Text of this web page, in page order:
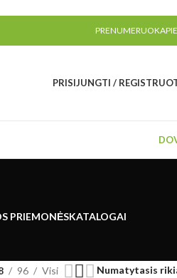
PRENUMERUOK
PRISIJUNGTI /
PRIEMONĖSKATALOGAI
96 Visi